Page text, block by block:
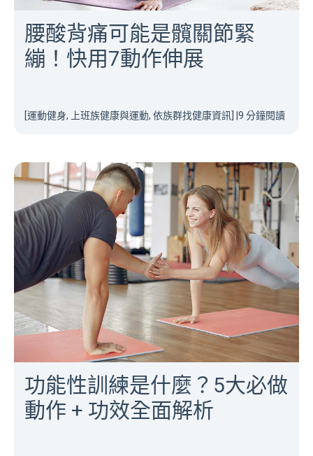
腰酸背痛可能是髖關節緊
繃！快用7動作伸展
[運動健身, 上班族健康與運動, 依族群找健康資訊] 9 分鐘閱讀
功能性訓練是什麼？5大必做
動作 + 功效全面解析